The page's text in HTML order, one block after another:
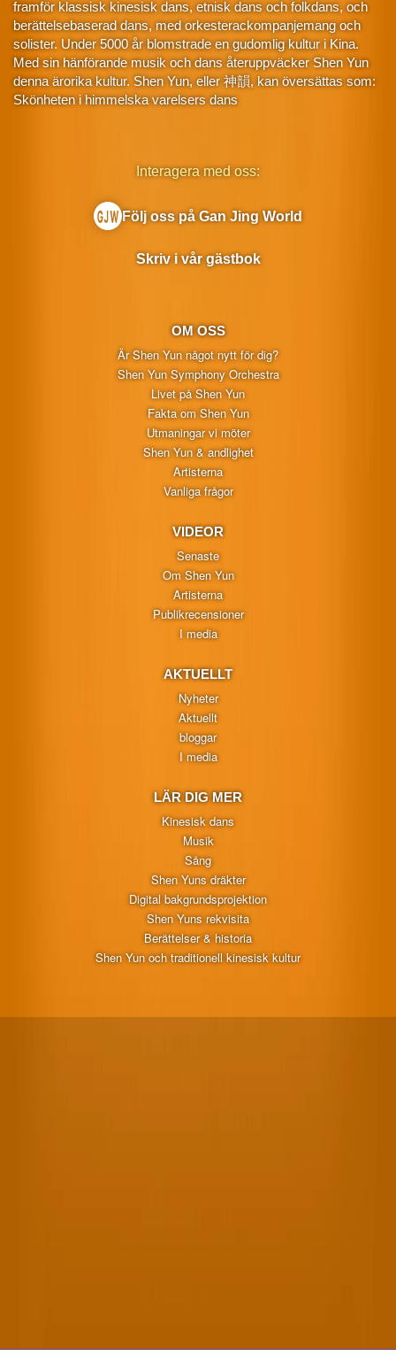
framför klassisk kinesisk dans, etnisk dans och folkdans, och
berättelsebaserad dans, med orkesterackompanjemang och
solister. Under 5000 år blomstrade en gudomlig kultur i Kina.
Med sin hänförande musik och dans återuppväcker Shen Yun
denna ärorika kultur. Shen Yun, eller 神韻, kan översättas som:
Skönheten i himmelska varelsers dans
OM OSS
Är Shen Yun något nytt för dig?
Shen Yun Symphony Orchestra
Livet på Shen Yun
Fakta om Shen Yun
Utmaningar vi möter
Shen Yun & andlighet
Artisterna
Vanliga frågor
VIDEOR
Senaste
Om Shen Yun
Artisterna
Publikrecensioner
I media
AKTUELLT
Nyheter
Aktuellt
bloggar
I media
LÄR DIG MER
Kinesisk dans
Musik
Sång
Shen Yuns dräkter
Digital bakgrundsprojektion
Shen Yuns rekvisita
Berättelser & historia
Shen Yun och traditionell kinesisk kultur
Interagera med oss:
Följ oss på Gan Jing World
Skriv i vår gästbok